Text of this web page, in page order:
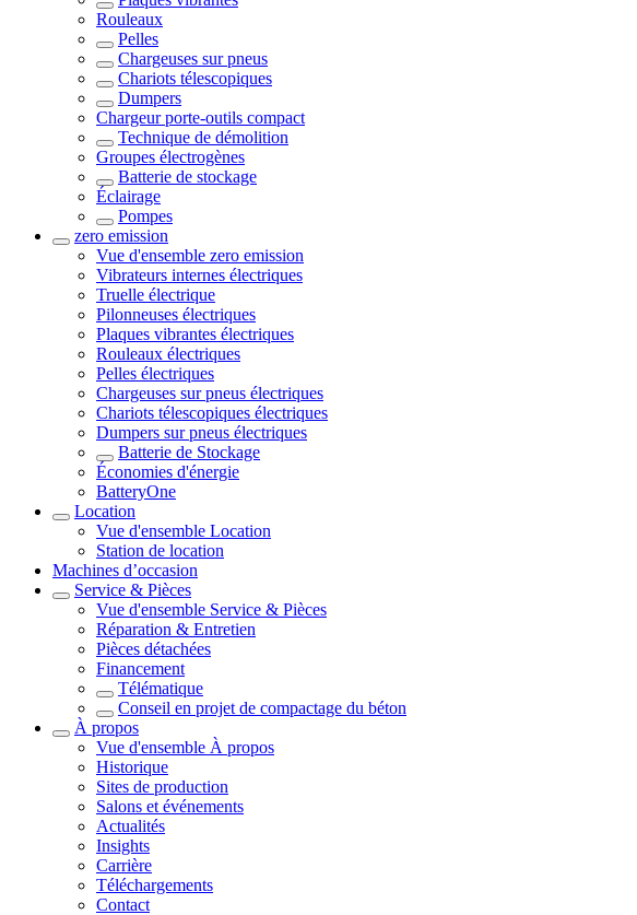
Rouleaux
Pelles
Chargeuses sur pneus
Chariots télescopiques
Dumpers
Chargeur porte-outils compact
Technique de démolition
Groupes électrogènes
Batterie de stockage
Éclairage
Pompes
zero emission
Vue d'ensemble zero emission
Vibrateurs internes électriques
Truelle électrique
Pilonneuses électriques
Plaques vibrantes électriques
Rouleaux électriques
Pelles électriques
Chargeuses sur pneus électriques
Chariots télescopiques électriques
Dumpers sur pneus électriques
Batterie de Stockage
Économies d'énergie
BatteryOne
Location
Vue d'ensemble Location
Station de location
Machines d’occasion
Service & Pièces
Vue d'ensemble Service & Pièces
Réparation & Entretien
Pièces détachées
Financement
Télématique
Conseil en projet de compactage du béton
À propos
Vue d'ensemble À propos
Historique
Sites de production
Salons et événements
Actualités
Insights
Carrière
Téléchargements
Contact